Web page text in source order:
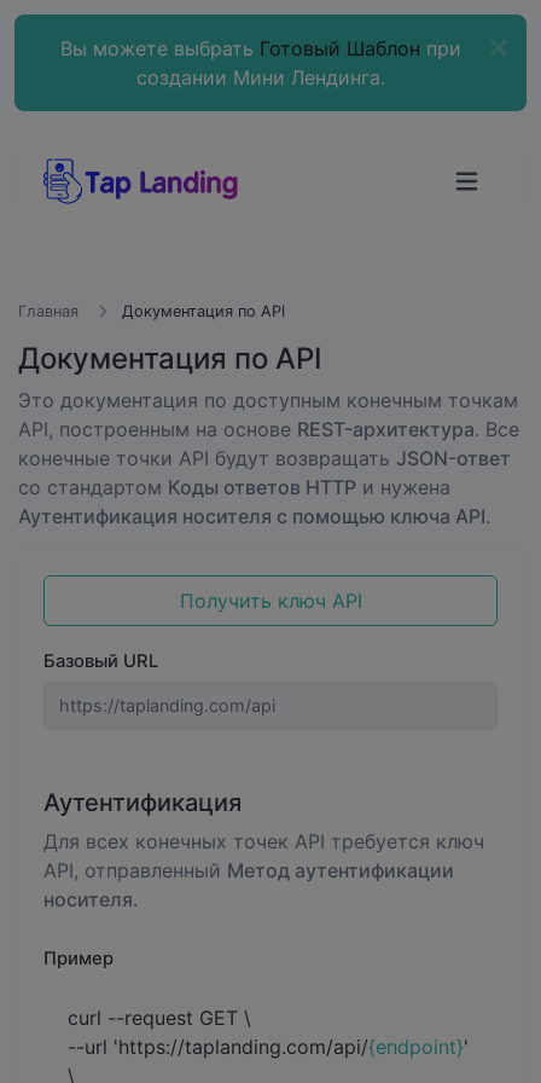
Вы можете выбрать Готовый Шаблон при
создании Мини Лендинга.
Главная Документация по API
Документация по API
Это документация по доступным конечным точкам
API, построенным на основе REST-архитектура. Все
конечные точки API будут возвращать JSON-ответ
со стандартом Коды ответов HTTP и нужена
Аутентификация носителя с помощью ключа API.
Получить ключ API
Базовый URL
Аутентификация
Для всех конечных точек API требуется ключ
API, отправленный Метод аутентификации
носителя.
Пример
curl --request GET \
--url 'https://taplanding.com/api/{endpoint}'
\